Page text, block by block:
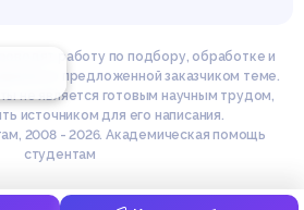
работу по подбору, обработке и
по предложенной заказчиком теме.
не является готовым научным трудом,
источником для его написания.
2008 - 2026. Академическая помощь
студентам